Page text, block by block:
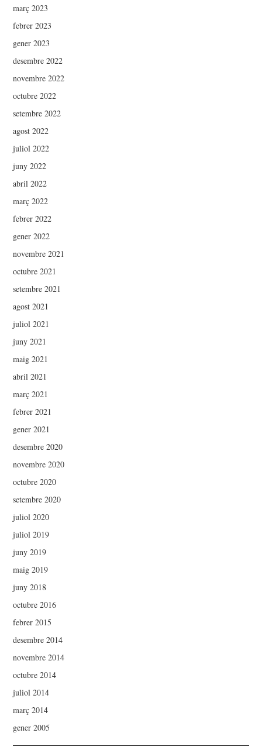
març 2023
febrer 2023
gener 2023
desembre 2022
novembre 2022
octubre 2022
setembre 2022
agost 2022
juliol 2022
juny 2022
abril 2022
març 2022
febrer 2022
gener 2022
novembre 2021
octubre 2021
setembre 2021
agost 2021
juliol 2021
juny 2021
maig 2021
abril 2021
març 2021
febrer 2021
gener 2021
desembre 2020
novembre 2020
octubre 2020
setembre 2020
juliol 2020
juliol 2019
juny 2019
maig 2019
juny 2018
octubre 2016
febrer 2015
desembre 2014
novembre 2014
octubre 2014
juliol 2014
març 2014
gener 2005